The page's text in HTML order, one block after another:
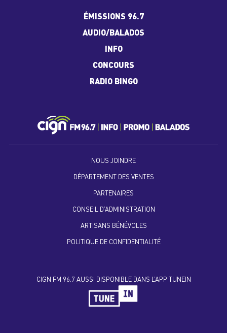
ÉMISSIONS 96.7
AUDIO/BALADOS
INFO
CONCOURS
RADIO BINGO
NOUS JOINDRE
DÉPARTEMENT DES VENTES
PARTENAIRES
CONSEIL D’ADMINISTRATION
ARTISANS BÉNÉVOLES
POLITIQUE DE CONFIDENTIALITÉ
CIGN FM 96.7 AUSSI DISPONIBLE DANS L’APP TUNEIN